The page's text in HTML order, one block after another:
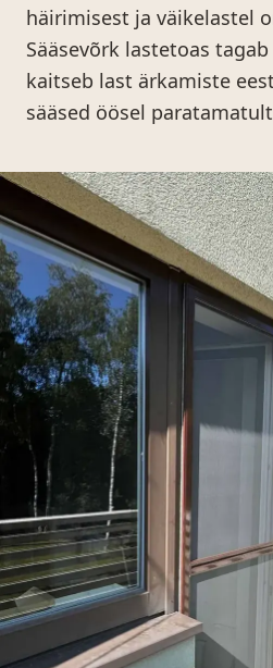
häirimisest ja väikelastel
Sääsevõrk lastetoas
kaitseb last ärkamiste
sääsed öösel